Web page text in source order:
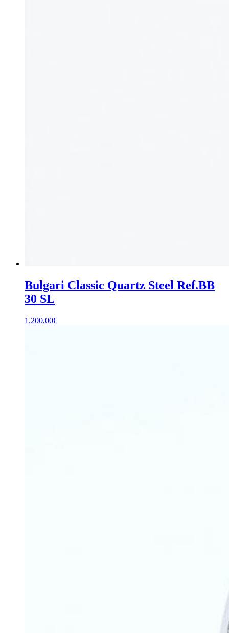
Bulgari Classic Quartz Steel Ref.BB
30 SL
1.200,00€